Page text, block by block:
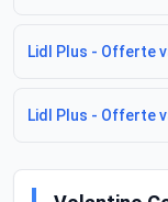
Lidl Plus - Offerte
Lidl Plus - Offerte